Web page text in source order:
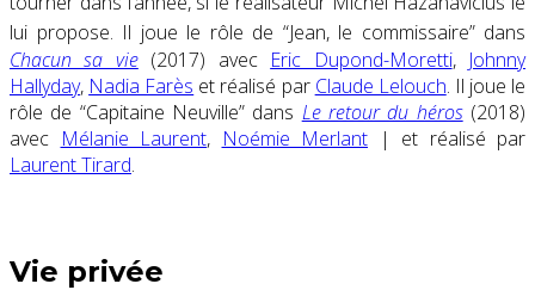
lui propose. Il joue le rôle de “Jean, le commissaire” dans
Chacun sa vie(2017) avec Eric Dupond-Moretti, Johnny
Hallyday, Nadia Farès et réalisé par Claude Lelouch. Il joue le
rôle de “Capitaine Neuville” dans Le retour du héros(2018)
avec Mélanie Laurent, Noémie Merlant |
et réalisé par
Laurent Tirard.
Vie privée